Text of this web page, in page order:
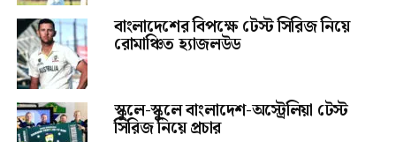
বাংলাদেশের বিপক্ষে টেস্ট সিরিজ নিয়ে
রোমাঞ্চিত হ্যাজলউড
স্কুলে-স্কুলে বাংলাদেশ-অস্ট্রেলিয়া টেস্ট
সিরিজ নিয়ে প্রচার